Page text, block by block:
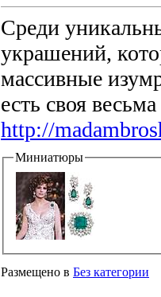
Среди
украшений,
массивные
есть своя
http://
Миниатюры
Размещено в Без категории